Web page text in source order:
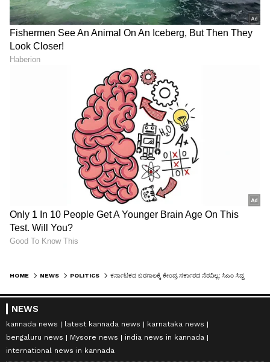
HOME NEWS POLITICS
NEWS
kannada news latest kannada news
karnataka news
bengaluru news
Mysore news
india news in kannada
international news in kannada